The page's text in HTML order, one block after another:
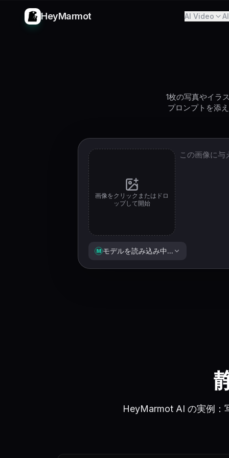
HeyMarmot AI Video
1枚の写真やイラ
プロンプトを添
画像をクリックまたはドロ
ップして開始
M モデルを読み込み中...
HeyMarmot AI の実例：